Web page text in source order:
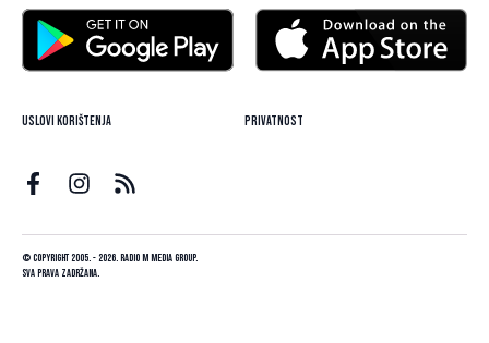
Uslovi korištenja Privatnost
© Copyright 2005. - 2026. Radio M Media Group.
Sva prava zadržana.